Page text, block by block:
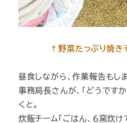
↑野菜たっぷり焼
昼食しながら、作業報告もしま
事務局長さんが、「どうです
くと。
炊飯チーム「ごはん、６窯炊け